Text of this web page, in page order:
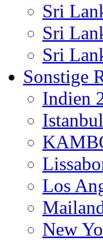
Sri
Sri
Sri
Sonstige
Indien
Los
New